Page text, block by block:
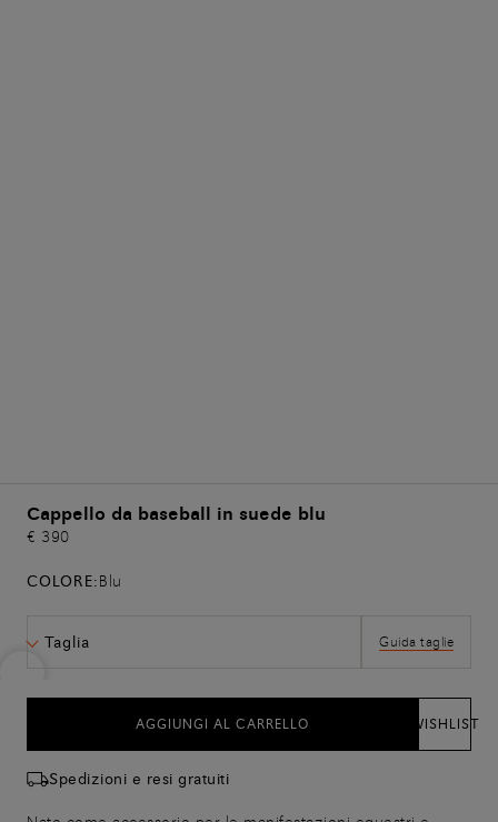
Cappello da baseball in suede blu
€ 390
COLORE:Blu
Taglia Guida taglie
AGGIUNGI AL CARRELLO WISHLIST
Spedizioni e resi gratuiti